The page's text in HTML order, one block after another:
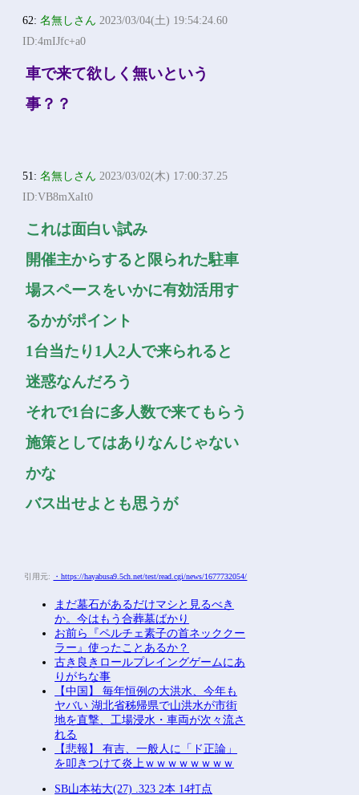
62:名無しさん 2023/03/04(土) 19:54:24.60
ID:4mIJfc+a0
車で来て欲しく無いという
事？？
51:名無しさん 2023/03/02(木) 17:00:37.25
ID:VB8mXaIt0
これは面白い試み
開催主からすると限られた駐車
場スペースをいかに有効活用す
るかがポイント
1台当たり1人2人で来られると
迷惑なんだろう
それで1台に多人数で来てもらう
施策としてはありなんじゃない
かな
バス出せよとも思うが
引用元: ・https://hayabusa9.5ch.net/test/read.cgi/news/1677732054/
まだ墓石があるだけマシと見るべき
か。今はもう合葬墓ばかり
お前ら『ペルチェ素子の首ネッククー
ラー』使ったことあるか？
古き良きロールプレイングゲームにあ
りがちな事
【中国】 毎年恒例の大洪水、今年も
ヤバい 湖北省秭帰県で山洪水が市街
地を直撃、工場浸水・車両が次々流さ
れる
【悲報】 有吉、一般人に「ド正論」
を叩きつけて炎上ｗｗｗｗｗｗｗｗ
SB山本祐大(27) .323 2本 14打点